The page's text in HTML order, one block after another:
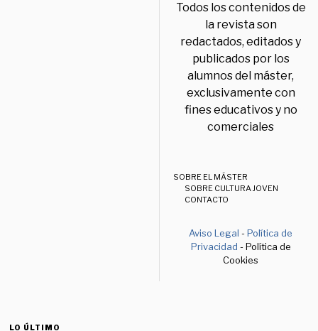
Todos los contenidos de
la revista son
redactados, editados y
publicados por los
alumnos del máster,
exclusivamente con
fines educativos y no
comerciales
SOBRE EL MÁSTER
SOBRE CULTURA JOVEN
CONTACTO
Aviso Legal -Política de
Privacidad - Política de
Cookies
LO ÚLTIMO